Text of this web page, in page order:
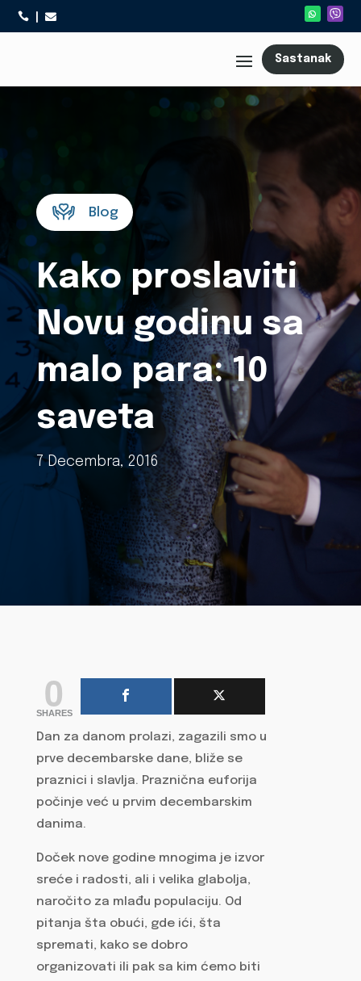
 
Sastanak
Blog
Kako proslaviti
Novu godinu sa
malo para: 10
saveta
7 Decembra, 2016
0
SHARES
Dan za danom prolazi, zagazili smo u
prve decembarske dane, bliže se
praznici i slavlja. Praznična euforija
počinje već u prvim decembarskim
danima.
Doček nove godine mnogima je izvor
sreće i radosti, ali i velika glabolja,
naročito za mlađu populaciju. Od
pitanja šta obući, gde ići, šta
spremati, kako se dobro
organizovati ili pak sa kim ćemo biti